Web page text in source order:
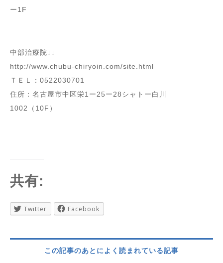
ー1F
中部治療院↓↓
http://www.chubu-chiryoin.com/site.html
ＴＥＬ：0522030701
住所：名古屋市中区栄1ー25ー28シャトー白川
1002（10F）
共有:
Twitter Facebook
この記事のあとによく読まれている記事